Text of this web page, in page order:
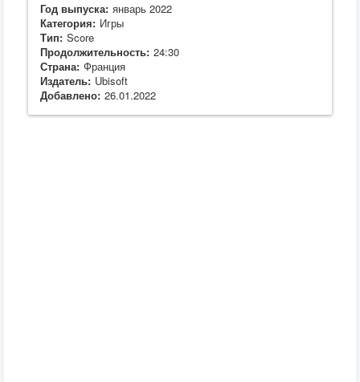
Год выпуска: январь 2022
Категория: Игры
Тип: Score
Продолжительность: 24:30
Страна: Франция
Издатель: Ubisoft
Добавлено: 26.01.2022